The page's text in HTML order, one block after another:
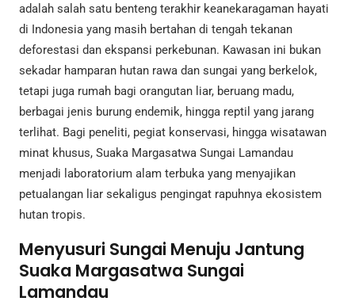
adalah salah satu benteng terakhir keanekaragaman hayati
di Indonesia yang masih bertahan di tengah tekanan
deforestasi dan ekspansi perkebunan. Kawasan ini bukan
sekadar hamparan hutan rawa dan sungai yang berkelok,
tetapi juga rumah bagi orangutan liar, beruang madu,
berbagai jenis burung endemik, hingga reptil yang jarang
terlihat. Bagi peneliti, pegiat konservasi, hingga wisatawan
minat khusus, Suaka Margasatwa Sungai Lamandau
menjadi laboratorium alam terbuka yang menyajikan
petualangan liar sekaligus pengingat rapuhnya ekosistem
hutan tropis.
Menyusuri Sungai Menuju Jantung
Suaka Margasatwa Sungai
Lamandau